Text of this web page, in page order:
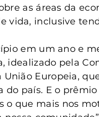
as áreas da
vida, inclusive
em um ano e
idealizado pela
Europeia,
do país. E o
o que mais nos